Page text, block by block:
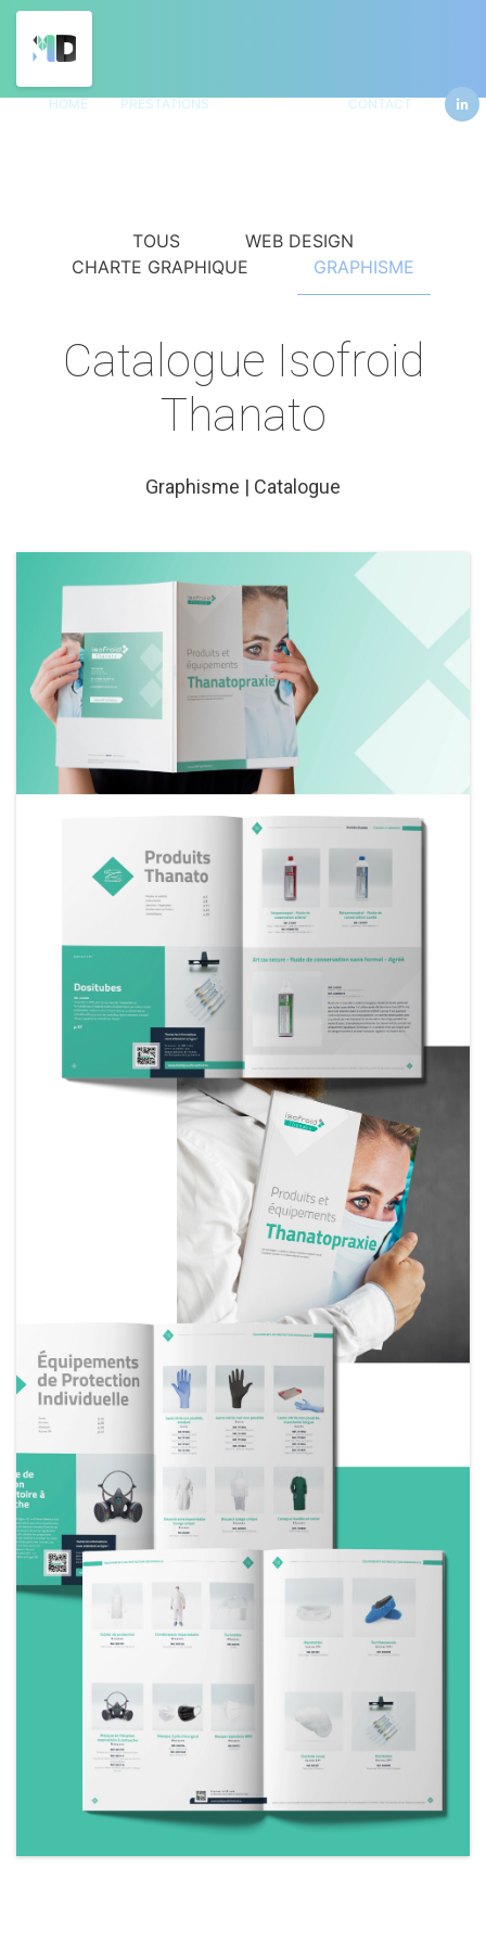
HOME PRESTATIONS CONTACT
TOUS
WEB DESIGN
CHARTE GRAPHIQUE
GRAPHISME
Catalogue Isofroid
Thanato
Graphisme | Catalogue